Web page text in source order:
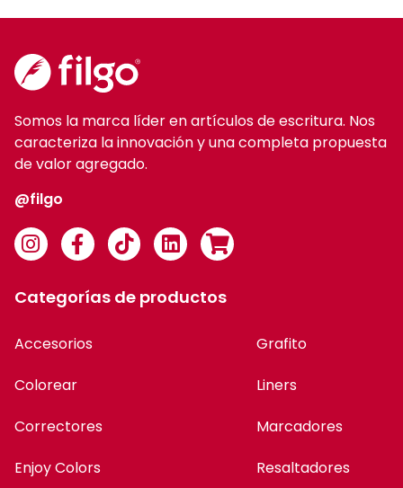
Somos la marca líder en artículos de escritura. Nos
caracteriza la innovación y una completa propuesta
de valor agregado.
@filgo
Categorías de productos
Accesorios
Colorear
Correctores
Enjoy Colors
Grafito
Liners
Marcadores
Resaltadores